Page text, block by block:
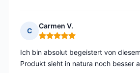
C
Carmen V.
Hinweis: 5 von 5
Ich bin absolut begeistert von
Produkt sieht in natura noch besser